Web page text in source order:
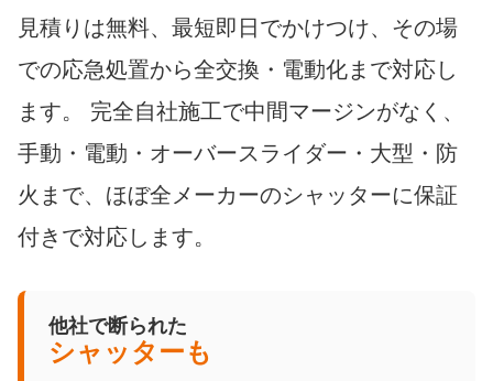
見積りは無料、最短即日でかけつけ、その場
での応急処置から全交換・電動化まで対応し
ます。 完全自社施工で中間マージンがなく、
手動・電動・オーバースライダー・大型・防
火まで、ほぼ全メーカーのシャッターに保証
付きで対応します。
他社で断られた
シャッターも